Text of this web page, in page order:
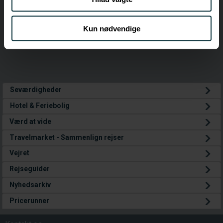
din brug af vores hjemmeside med vores partnere inden
for sociale medier, annonceringspartnere og
analysepartnere. Vores partnere kan kombinere disse
data med andre oplysninger, du har givet dem, eller som
de har indsamlet fra din brug af deres tjenester.
Kun nødvendige
Seværdigheder
Hotel & Feriebolig
Værd at vide
Travelmarket - Sammenlign rejser
Vejret
Rejseguider
Nyhedsarkiv
Pricerunner